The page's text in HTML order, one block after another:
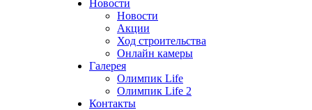
Новости
Новости
Акции
Ход строительства
Онлайн камеры
Галерея
Олимпик Life
Олимпик Life 2
Контакты